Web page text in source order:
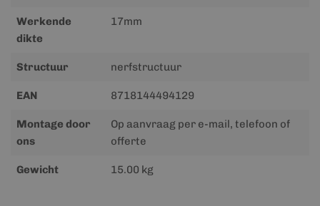
Werkende
dikte
17mm
Structuur nerfstructuur
EAN 8718144494129
Montage door
ons
Op aanvraag per e-mail, telefoon of
offerte
Gewicht 15.00 kg